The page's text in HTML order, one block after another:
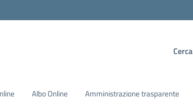
Cerca
Albo Online Amministrazione trasparente